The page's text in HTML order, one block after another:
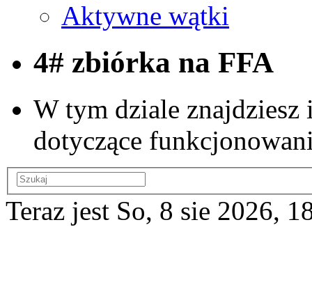
Aktywne wątki
4# zbiórka na FFA
W tym dziale
dotyczące
Teraz jest So, 8 sie 2026,